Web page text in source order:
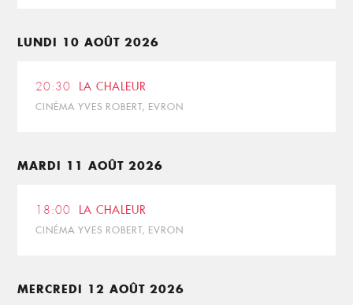
LUNDI 10 AOÛT 2026
20:30 LA CHALEUR
CINÉMA YVES ROBERT, EVRON
MARDI 11 AOÛT 2026
18:00 LA CHALEUR
CINÉMA YVES ROBERT, EVRON
MERCREDI 12 AOÛT 2026